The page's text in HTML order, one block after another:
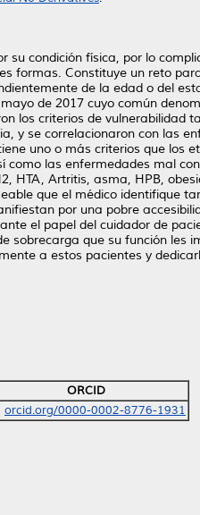
condición física, por lo
formas. Constituye un reto
de la edad o del
de 2017 cuyo común
los criterios de vulnerabilidad
y se correlacionaron con las
uno o más criterios que los
las enfermedades mal
Artritis, asma, HPB,
que el médico identifique
por una pobre
el papel del cuidador de
que su función les
a estos pacientes y
ORCID
orcid.org/0000-0002-8776-1931